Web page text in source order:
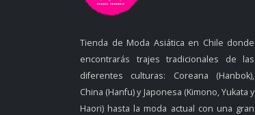
Tienda de Moda Asiática en Chile donde
encontrarás trajes tradicionales de las
diferentes culturas: Coreana (Hanbok),
China (Hanfu) y Japonesa (Kimono, Yukata y
Haori) hasta la moda actual con una gran